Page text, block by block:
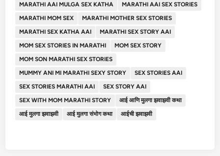
MARATHI AAI MULGA SEX KATHA
MARATHI AAI SEX STORIES
MARATHI MOM SEX
MARATHI MOTHER SEX STORIES
MARATHI SEX KATHA AAI
MARATHI SEX STORY AAI
MOM SEX STORIES IN MARATHI
MOM SEX STORY
MOM SON MARATHI SEX STORIES
MUMMY ANI MI MARATHI SEXY STORY
SEX STORIES AAI
SEX STORIES MARATHI AAI
SEX STORY AAI
SEX WITH MOM MARATHI STORY
आई आणि मुलगा झवाझवी कथा
आई मुलगा झवाझवी
आई मुलगा संभोग कथा आईची झवाझवी